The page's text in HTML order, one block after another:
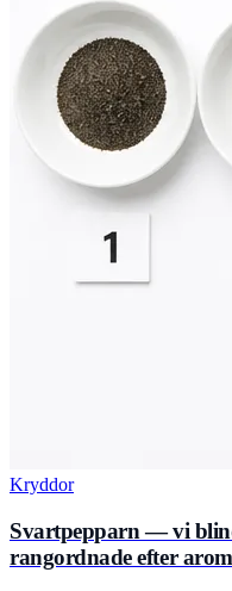
Kryddor
Svartpepparn — vi
rangordnade efter arom